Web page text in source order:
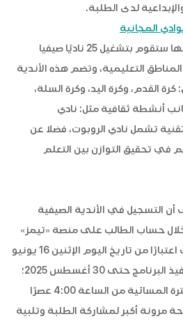
لدى الطلبة.
المجانية
وقدأكدت وزارة التربية أنها ستقوم بتشغيل 25 ناديًا صيفيا
التعليمية، وتضم هذه الأندية
القدم، وكرة اليد، وكرة السلة،
أنشطة ثقافية مثل: نادي
تشمل نادي الروبوت، فضلا عن
في تحقيق التوازن بين التعلم
أن التسجيل في الأندية الصيفية
خلال حساب الطالب على منصة «تيمز»
عبر موقع وزارة التربية، وذلك اعتبارًا من تاريخ اليوم الإثنين 16 يونيو
2025 ويستمر طوال فترة تنفيذ البرنامج حتى 30 أغسطس 2025؛
حيث تُقام الأنشطة في الفترة المسائية من الساعة 4:00 عصرًا
إتاحة مرونة أكبر لمشاركة الطلبة وتلبية